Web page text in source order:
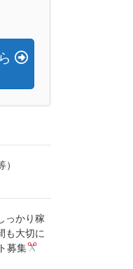
）
っかり稼
も大切に
募集